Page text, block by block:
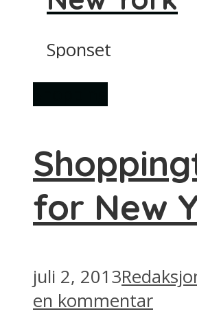
Sponset
for New
juli 2, 2013
en kommentar